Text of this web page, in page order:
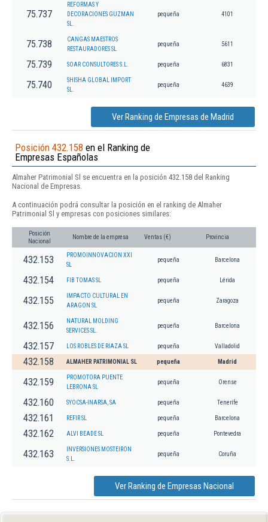
75.737
REFORMAS Y
DECORACIONES GUZMAN
SL.
pequeña 4101
75.738
CANGAS MAESTROS
RESTAURADORES SL
pequeña 5611
75.739 SOAR CONSULTORES S.L. pequeña 6831
75.740
SHISHA GLOBAL IMPORT
SL.
pequeña 4639
Ver Ranking de Empresas de Madrid
Posición 432.158 en el Ranking de
Empresas Españolas
Almaher Patrimonial Sl se encuentra en la posición 432.158 del Ranking
Nacional de Empresas.
A continuación podrá consultar la posición en el ranking de Almaher
Patrimonial Sl y empresas con posiciones similares:
Posición
Nacional
Nombre de la empresa Ventas (€) Provincia
432.153
PROMOINNOVACION XXI
SL
pequeña Barcelona
432.154 FIB TOMAS SL pequeña Lérida
432.155
IMPACTO CULTURAL EN
ARAGON SL
pequeña Zaragoza
432.156
NATURAL MOLDING
SERVICES SL.
pequeña Barcelona
432.157 LOS ROBLES DE RIAZA SL pequeña Valladolid
432.158 ALMAHER PATRIMONIAL SL pequeña Madrid
432.159
PROMOTORA PUENTE
LEBRONA SL
pequeña Orense
432.160 SYOCSA-INARSA, SA pequeña Tenerife
432.161 REFIR SL pequeña Barcelona
432.162 ALVI BEADE SL pequeña Pontevedra
432.163
INVERSIONES MOSTEIRON
S.L.
pequeña Coruña
Ver Ranking de Empresas Nacional